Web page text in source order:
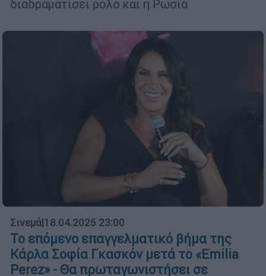
διαδραματίσει ρόλο και η Ρωσία
Σινεμά|18.04.2025 23:00
Το επόμενο επαγγελματικό βήμα της
Κάρλα Σοφία Γκασκόν μετά το «Emilia
Perez» - Θα πρωταγωνιστήσει σε